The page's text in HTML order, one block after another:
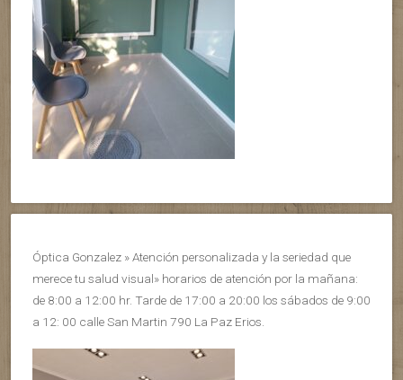
Óptica Gonzalez » Atención personalizada y la seriedad que
merece tu salud visual» horarios de atención por la mañana:
de 8:00 a 12:00 hr. Tarde de 17:00 a 20:00 los sábados de 9:00
a 12: 00 calle San Martin 790 La Paz Erios.